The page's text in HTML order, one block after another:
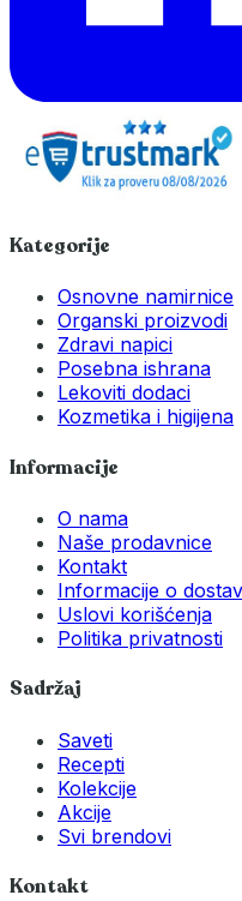
Kategorije
Osnovne namirnice
Organski proizvodi
Zdravi napici
Posebna ishrana
Lekoviti dodaci
Kozmetika i higijena
Informacije
O nama
Naše prodavnice
Kontakt
Informacije o
Uslovi korišćenja
Politika privatnosti
Sadržaj
Saveti
Recepti
Kolekcije
Akcije
Svi brendovi
Kontakt